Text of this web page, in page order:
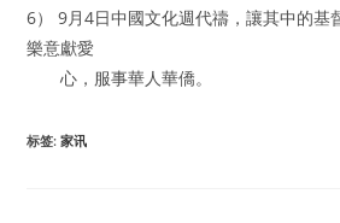
6） 9月4日中國文化週代禱，讓其中的基
樂意獻愛
心，服事華人華僑。
标签:家讯